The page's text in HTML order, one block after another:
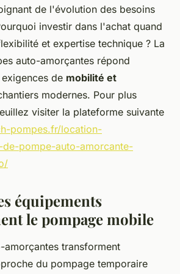
de l'évolution des besoins
investir dans l'achat quand
et expertise technique ? La
auto-amorçantes répond
de mobilité et
modernes. Pour plus
visiter la plateforme suivante
pompes.fr/location-
pompe-auto-amorcante-
équipements
le pompage mobile
amorçantes transforment
du pompage temporaire